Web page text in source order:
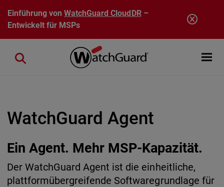
Direkt zum Inhalt
Einführung vonWatchGuard CloudDR–
Entwickelt für MSPs
Open
Close search
WatchGuard Agent
Ein Agent. Mehr MSP-Kapazität.
Der WatchGuard Agent ist die einheitliche,
plattformübergreifende Softwaregrundlage für